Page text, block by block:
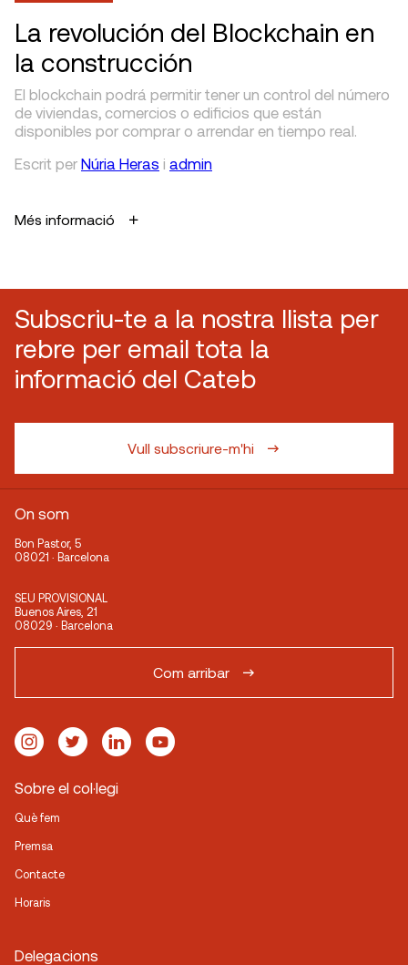
La revolución del Blockchain en
la construcción
El blockchain podrá permitir tener un control del número
de viviendas, comercios o edificios que están
disponibles por comprar o arrendar en tiempo real.
Escrit per Núria Heras i admin
Més informació
Subscriu-te a la nostra llista per
rebre per email tota la
informació del Cateb
Vull subscriure-m'hi
On som
Bon Pastor, 5
08021 · Barcelona
SEU PROVISIONAL
Buenos Aires, 21
08029 · Barcelona
Com arribar
Sobre el col·legi
Què fem
Premsa
Contacte
Horaris
Delegacions